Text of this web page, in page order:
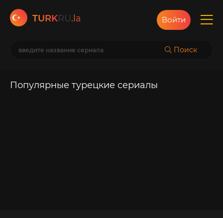
TURKRU.la
Поиск
Войти
Популярные турецкие сериалы